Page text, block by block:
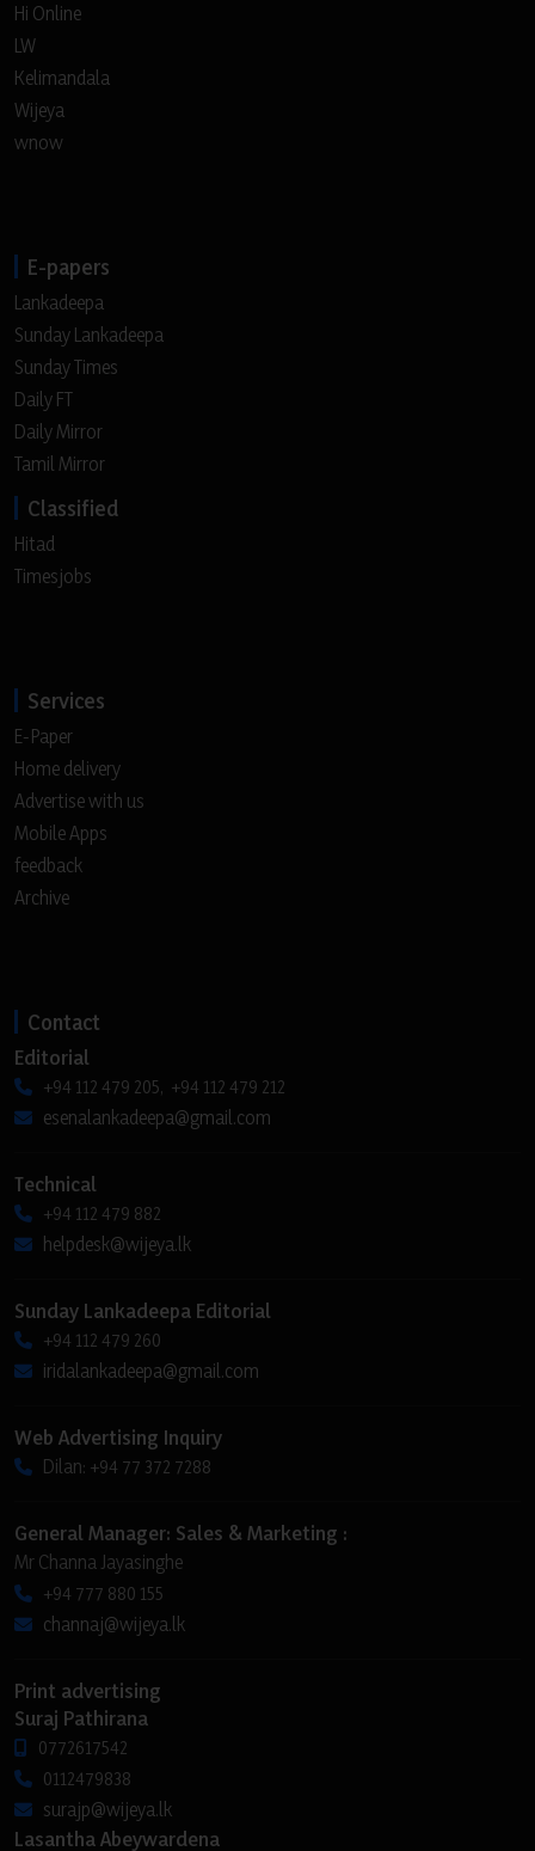
Hi Online
LW
Kelimandala
Wijeya
wnow
E-papers
Lankadeepa
Sunday Lankadeepa
Sunday Times
Daily FT
Daily Mirror
Tamil Mirror
Classified
Hitad
Timesjobs
Services
E-Paper
Home delivery
Advertise with us
Mobile Apps
feedback
Archive
Contact
Editorial
+94 112 479 205, +94 112 479 212
esenalankadeepa@gmail.com
Technical
+94 112 479 882
helpdesk@wijeya.lk
Sunday Lankadeepa Editorial
+94 112 479 260
iridalankadeepa@gmail.com
Web Advertising Inquiry
Dilan: +94 77 372 7288
General Manager: Sales & Marketing :
Mr Channa Jayasinghe
+94 777 880 155
channaj@wijeya.lk
Print advertising
Suraj Pathirana
0772617542
0112479838
surajp@wijeya.lk
Lasantha Abeywardena